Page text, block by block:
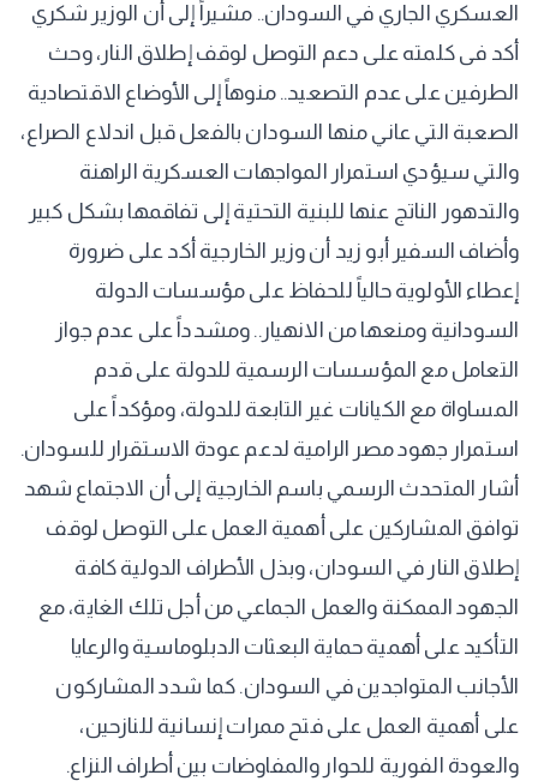
العسكري الجاري في السودان.. مشيراً إلى أن الوزير شكري
أكد فى كلمته على دعم التوصل لوقف إطلاق النار، وحث
الطرفين على عدم التصعيد.. منوهاً إلى الأوضاع الاقتصادية
الصعبة التي عاني منها السودان بالفعل قبل اندلاع الصراع،
والتي سيؤدي استمرار المواجهات العسكرية الراهنة
والتدهور الناتج عنها للبنية التحتية إلى تفاقمها بشكل كبير
وأضاف السفير أبو زيد أن وزير الخارجية أكد على ضرورة
إعطاء الأولوية حالياً للحفاظ على مؤسسات الدولة
السودانية ومنعها من الانهيار.. ومشدداً على عدم جواز
التعامل مع المؤسسات الرسمية للدولة على قدم
المساواة مع الكيانات غير التابعة للدولة، ومؤكداً على
استمرار جهود مصر الرامية لدعم عودة الاستقرار للسودان.
أشار المتحدث الرسمي باسم الخارجية إلى أن الاجتماع شهد
توافق المشاركين على أهمية العمل على التوصل لوقف
إطلاق النار في السودان، وبذل الأطراف الدولية كافة
الجهود الممكنة والعمل الجماعي من أجل تلك الغاية، مع
التأكيد على أهمية حماية البعثات الدبلوماسية والرعايا
الأجانب المتواجدين في السودان. كما شدد المشاركون
على أهمية العمل على فتح ممرات إنسانية للنازحين،
والعودة الفورية للحوار والمفاوضات بين أطراف النزاع.